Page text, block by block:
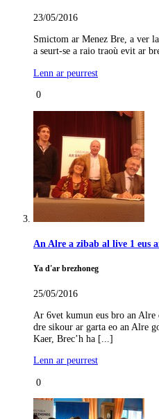
23/05/2016
Smictom ar Menez Bre, a ver
a seurt-se a raio traoù evit ar
Lenn ar peurrest
0
An Alre a zibab al live 1 eus
Ya d'ar brezhoneg
25/05/2016
Ar 6vet kumun eus bro an
dre sikour ar garta eo an Alre
Kaer, Brec’h ha [...]
Lenn ar peurrest
0